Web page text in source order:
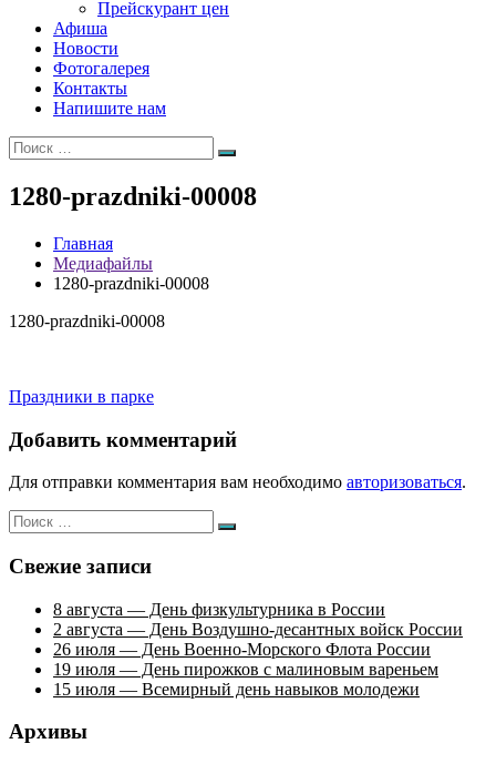
Прейскурант цен
Афиша
Новости
Фотогалерея
Контакты
Напишите нам
Искать:
Поиск
1280-prazdniki-00008
Главная
Медиафайлы
1280-prazdniki-00008
1280-prazdniki-00008
Навигация
по
записям
Праздники в парке
Добавить комментарий
Для отправки комментария вам необходимо авторизоваться.
Искать:
Поиск
Свежие записи
8 августа — День физкультурника в России
2 августа — День Воздушно-десантных войск России
26 июля — День Военно-Морского Флота России
19 июля — День пирожков с малиновым вареньем
15 июля — Всемирный день навыков молодежи
Архивы